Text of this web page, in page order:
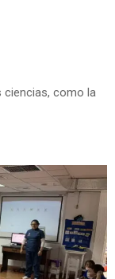
ciencias, como la